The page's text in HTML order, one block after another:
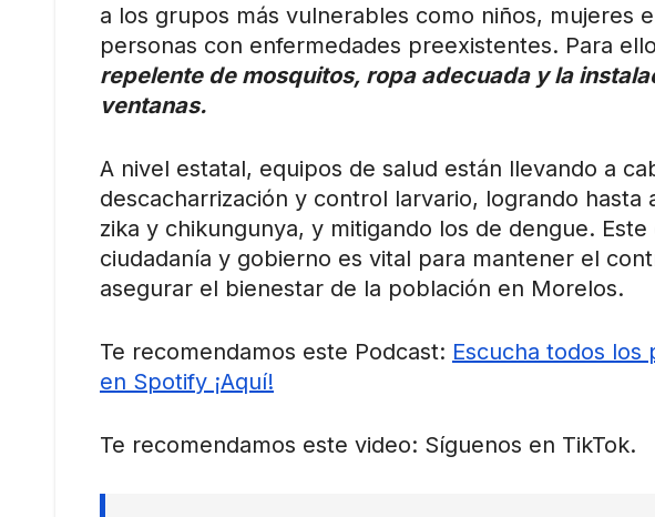
a los grupos más vulnerables como niños, mujeres
personas con enfermedades preexistentes. Para
repelente de mosquitos, ropa adecuada y la
ventanas.
A nivel estatal, equipos de salud están llevando a
descacharrización y control larvario, logrando hasta
zika y chikungunya, y mitigando los de dengue.
ciudadanía y gobierno es vital para mantener el
asegurar el bienestar de la población en Morelos.
Te recomendamos este Podcast: Escucha todos los
en Spotify ¡Aquí!
Te recomendamos este video: Síguenos en TikTok.